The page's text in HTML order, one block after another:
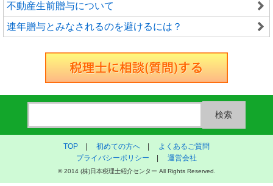
不動産生前贈与について
連年贈与とみなされるのを避けるには？
TOP 初めての方へ
よくあるご質問
プライバシーポリシー
運営会社
© 2014 (株)日本税理士紹介センター All Rights Reserved.